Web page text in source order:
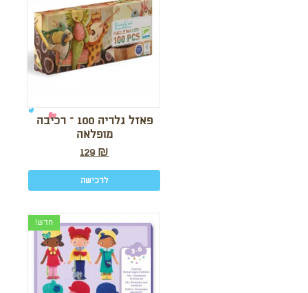
פאזל גלריה 100 – רכיבה
מופלאה
129 ₪
לרכישה
חדש!